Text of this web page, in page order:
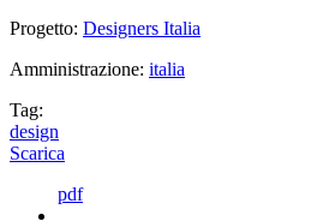
Progetto: Designers Italia
Amministrazione: italia
Tag:
design
Scarica
pdf